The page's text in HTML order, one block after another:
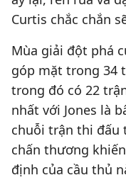
Curtis chắc chắn
Mùa giải đột phá
góp mặt trong 34
trong đó có 22
nhất với Jones là
chuỗi trận thi đấu
chấn thương
định của cầu thủ